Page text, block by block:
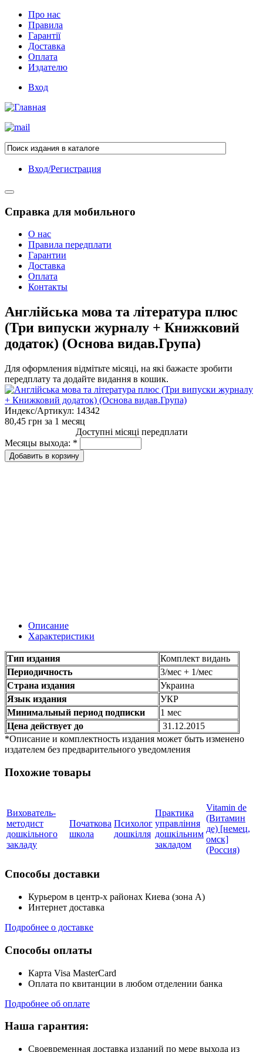
Про нас
Правила
Гарантії
Доставка
Оплата
Издателю
Вход
Вход/Регистрация
Справка для мобильного
О нас
Правила передплати
Гарантии
Доставка
Оплата
Контакты
Англійська мова та література плюс
(Три випуски журналу + Книжковий
додаток) (Основа видав.Група)
Для оформления відмітьте місяці, на які бажаєте зробити
передплату та додайте видання в кошик.
Индекс/Артикул: 14342
80,45 грн за 1 месяц
Доступні місяці передплати
Месяцы выхода: *
Описание
Характеристики
Тип издания
Комплект видань
Периодичность
3/мес + 1/мес
Страна издания
Украина
Язык издания
УКР
Минимальный период подписки
1 мес
Цена действует до
31.12.2015
*Описание и комплектность издания может быть изменено
издателем без предварительного уведомления
Похожие товары
Вихователь-
методист
дошкільного
закладу
Початкова
школа
Психолог
дошкілля
Практика
управління
дошкільним
закладом
Vitamin de
(Витамин
де) [немец,
омск]
(Россия)
Способы доставки
Курьером в центр-х районах Киева (зона А)
Интернет доставка
Подробнее о доставке
Способы оплаты
Карта Visa MasterCard
Оплата по квитанции в любом отделении банка
Подробнее об оплате
Наша гарантия:
Своевременная доставка изданий по мере выхода из